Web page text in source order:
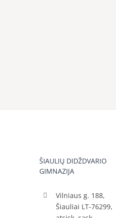
ŠIAULIŲ DIDŽDVARIO
GIMNAZIJA
Vilniaus g. 188,
Šiauliai LT-76299,